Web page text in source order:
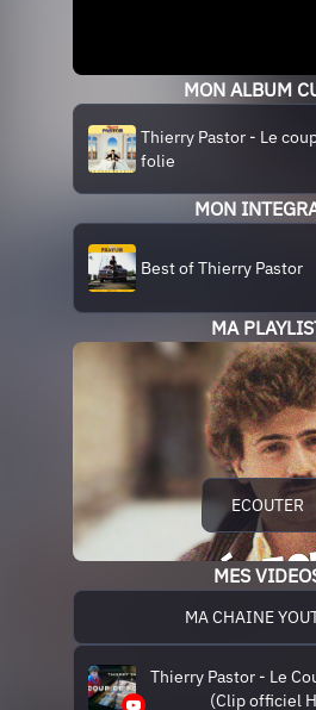
MON ALBUM
Thierry Pastor - Le
folie
MON
Best of Thierry Pastor
MA
ECOUTER
MES
MA CHAINE
Thierry Pastor - Le
(Clip officiel